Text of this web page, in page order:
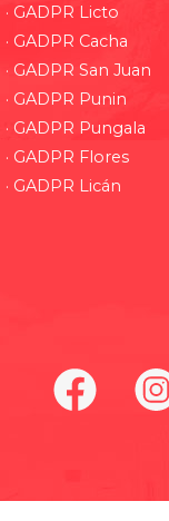
· GADPR Licto
· GADPR Cacha
· GADPR San Juan
· GADPR Punin
· GADPR Pungala
· GADPR Flores
· GADPR Licán